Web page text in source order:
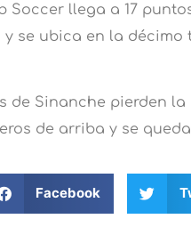
Soccer llega a 17
se ubica en la
de Sinanche pierden
de arriba y se
Facebook